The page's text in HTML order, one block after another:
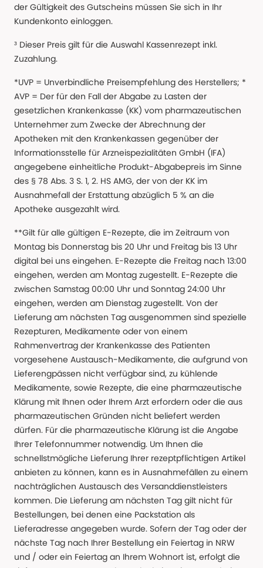
der Gültigkeit des Gutscheins müssen Sie sich in Ihr
Kundenkonto einloggen.
³ Dieser Preis gilt für die Auswahl Kassenrezept inkl.
Zuzahlung.
*UVP = Unverbindliche Preisempfehlung des Herstellers; *
AVP = Der für den Fall der Abgabe zu Lasten der
gesetzlichen Krankenkasse (KK) vom pharmazeutischen
Unternehmer zum Zwecke der Abrechnung der
Apotheken mit den Krankenkassen gegenüber der
Informationsstelle für Arzneispezialitäten GmbH (IFA)
angegebene einheitliche Produkt-Abgabepreis im Sinne
des § 78 Abs. 3 S. 1, 2. HS AMG, der von der KK im
Ausnahmefall der Erstattung abzüglich 5 % an die
Apotheke ausgezahlt wird.
**Gilt für alle gültigen E-Rezepte, die im Zeitraum von
Montag bis Donnerstag bis 20 Uhr und Freitag bis 13 Uhr
digital bei uns eingehen. E-Rezepte die Freitag nach 13:00
eingehen, werden am Montag zugestellt. E-Rezepte die
zwischen Samstag 00:00 Uhr und Sonntag 24:00 Uhr
eingehen, werden am Dienstag zugestellt. Von der
Lieferung am nächsten Tag ausgenommen sind spezielle
Rezepturen, Medikamente oder von einem
Rahmenvertrag der Krankenkasse des Patienten
vorgesehene Austausch-Medikamente, die aufgrund von
Lieferengpässen nicht verfügbar sind, zu kühlende
Medikamente, sowie Rezepte, die eine pharmazeutische
Klärung mit Ihnen oder Ihrem Arzt erfordern oder die aus
pharmazeutischen Gründen nicht beliefert werden
dürfen. Für die pharmazeutische Klärung ist die Angabe
Ihrer Telefonnummer notwendig. Um Ihnen die
schnellstmögliche Lieferung Ihrer rezeptpflichtigen Artikel
anbieten zu können, kann es in Ausnahmefällen zu einem
nachträglichen Austausch des Versanddienstleisters
kommen. Die Lieferung am nächsten Tag gilt nicht für
Bestellungen, bei denen eine Packstation als
Lieferadresse angegeben wurde. Sofern der Tag oder der
nächste Tag nach Ihrer Bestellung ein Feiertag in NRW
und / oder ein Feiertag an Ihrem Wohnort ist, erfolgt die